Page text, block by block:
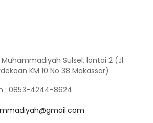
Sulsel, lantai 2 (Jl.
KM 10 No 38 Makassar)
: 0853-4244-8624